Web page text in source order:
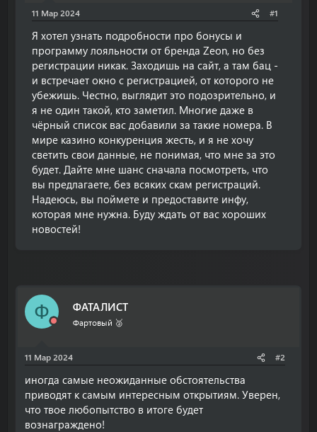
ы
л
11 Мар 2024 #1
Я хотел узнать подробности про бонусы и
программу лояльности от бренда Zeon, но без
регистрации никак. Заходишь на сайт, а там бац -
и встречает окно с регистрацией, от которого не
убежишь. Честно, выглядит это подозрительно, и
я не один такой, кто заметил. Многие даже в
чёрный список вас добавили за такие номера. В
мире казино конкуренция жесть, и я не хочу
светить свои данные, не понимая, что мне за это
будет. Дайте мне шанс сначала посмотреть, что
вы предлагаете, без всяких скам регистраций.
Надеюсь, вы поймете и предоставите инфу,
которая мне нужна. Буду ждать от вас хороших
новостей!
Ф ФАТАЛИСТ
Фартовый 🥈
11 Мар 2024 #2
иногда самые неожиданные обстоятельства
приводят к самым интересным открытиям. Уверен,
что твое любопытство в итоге будет
вознаграждено!